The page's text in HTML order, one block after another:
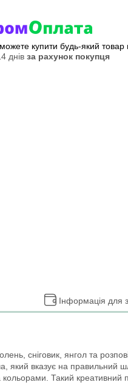
купити будь-який
днів за рахунок покупця
Інформація для
сніговик, янгол та
який вказує на
кольорами. Такий креативний